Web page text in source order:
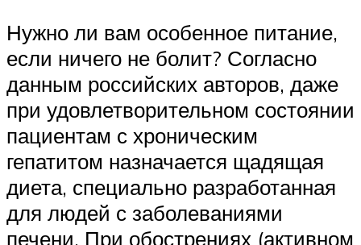
Нужно ли вам особенное питание,
если ничего не болит? Согласно
данным российских авторов, даже
при удовлетворительном состоянии
пациентам с хроническим
гепатитом назначается щадящая
диета, специально разработанная
для людей с заболеваниями
печени. При обострениях (активном